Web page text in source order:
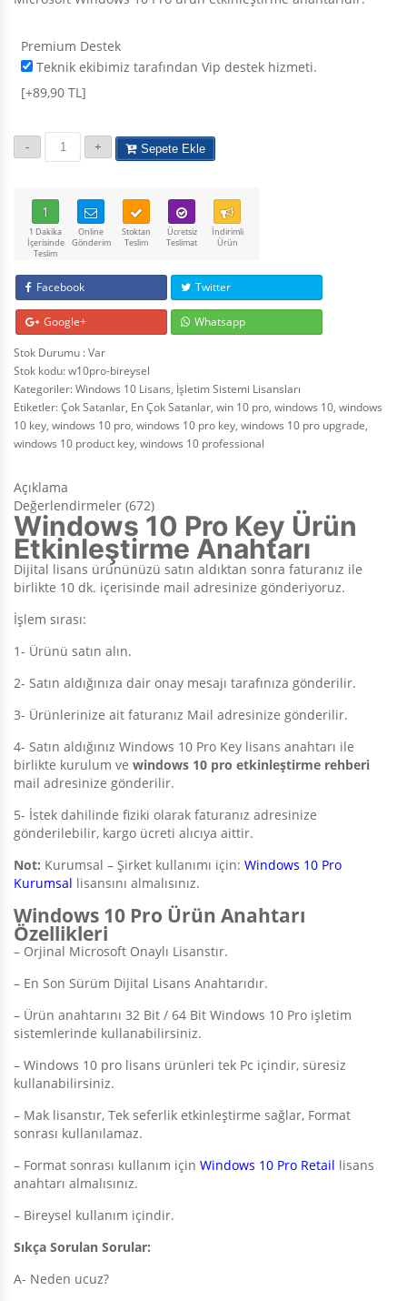
Premium Destek
Teknik ekibimiz tarafından Vip destek hizmeti.
[+89,90 TL]
Sepete Ekle
1
1 Dakika
İçerisinde
Teslim
Online
Gönderim
Stoktan
Teslim
Ücretsiz
Teslimat
İndirimli
Ürün
Facebook Twitter
Google+
Whatsapp
Stok Durumu : Var
Stok kodu:w10pro-bireysel
Kategoriler:Windows 10 Lisans, İşletim Sistemi Lisansları
Etiketler:Çok Satanlar, En Çok Satanlar, win 10 pro, windows 10, windows
10 key, windows 10 pro, windows 10 pro key, windows 10 pro upgrade,
windows 10 product key, windows 10 professional
Açıklama
Değerlendirmeler (672)
Windows 10 Pro Key Ürün
Etkinleştirme Anahtarı
Dijital lisans ürününüzü satın aldıktan sonra faturanız ile
birlikte 10 dk. içerisinde mail adresinize gönderiyoruz.
İşlem sırası:
1- Ürünü satın alın.
2- Satın aldığınıza dair onay mesajı tarafınıza gönderilir.
3- Ürünlerinize ait faturanız Mail adresinize gönderilir.
4- Satın aldığınız Windows 10 Pro Key lisans anahtarı ile
birlikte kurulum ve windows 10 pro etkinleştirme rehberi
mail adresinize gönderilir.
5- İstek dahilinde fiziki olarak faturanız adresinize
gönderilebilir, kargo ücreti alıcıya aittir.
Not: Kurumsal – Şirket kullanımı için: Windows 10 Pro
Kurumsal lisansını almalısınız.
Windows 10 Pro Ürün Anahtarı
Özellikleri
– Orjinal Microsoft Onaylı Lisanstır.
– En Son Sürüm Dijital Lisans Anahtarıdır.
– Ürün anahtarını 32 Bit / 64 Bit Windows 10 Pro işletim
sistemlerinde kullanabilirsiniz.
– Windows 10 pro lisans ürünleri tek Pc içindir, süresiz
kullanabilirsiniz.
– Mak lisanstır, Tek seferlik etkinleştirme sağlar, Format
sonrası kullanılamaz.
– Format sonrası kullanım için Windows 10 Pro Retail lisans
anahtarı almalısınız.
– Bireysel kullanım içindir.
Sıkça Sorulan Sorular:
A- Neden ucuz?